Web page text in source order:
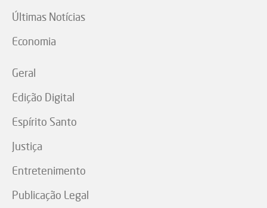
Últimas Notícias
Economia
Geral
Edição Digital
Espírito Santo
Justiça
Entretenimento
Publicação Legal